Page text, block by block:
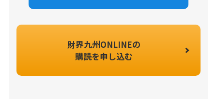
財界九州ONLINEの
購読を申し込む